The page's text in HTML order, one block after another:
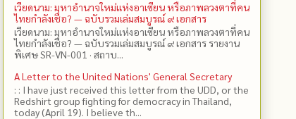
เวียดนาม: มหาอำนาจใหม่แห่งอาเซียน หรือภาพลวงตาที่คน
ไทยกำลังเชื่อ? — ฉบับรวมเล่มสมบูรณ์ ๙ เอกสาร
เวียดนาม: มหาอำนาจใหม่แห่งอาเซียน หรือภาพลวงตาที่คน
ไทยกำลังเชื่อ? — ฉบับรวมเล่มสมบูรณ์ ๙ เอกสาร รายงาน
พิเศษ SR-VN-001 · สถาบ...
A Letter to the United Nations' General Secretary
: : I have just received this letter from the UDD, or the
Redshirt group fighting for democracy in Thailand,
today (April 19). I believe th...